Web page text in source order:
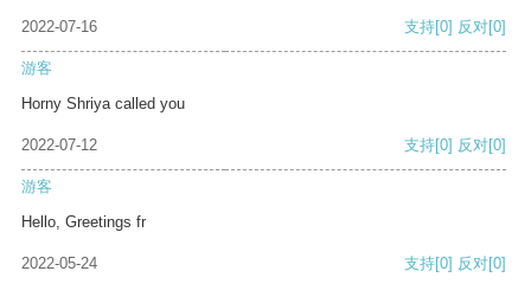
2022-07-16 支持[0] 反对[0]
游客
Horny Shriya called you
2022-07-12 支持[0] 反对[0]
游客
Hello, Greetings fr
2022-05-24 支持[0] 反对[0]